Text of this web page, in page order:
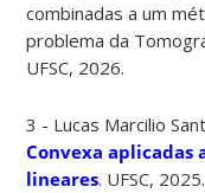
combinadas a um
problema da
UFSC, 2026.
3 - Lucas Marcilio
Convexa aplicadas
lineares. UFSC, 2025.